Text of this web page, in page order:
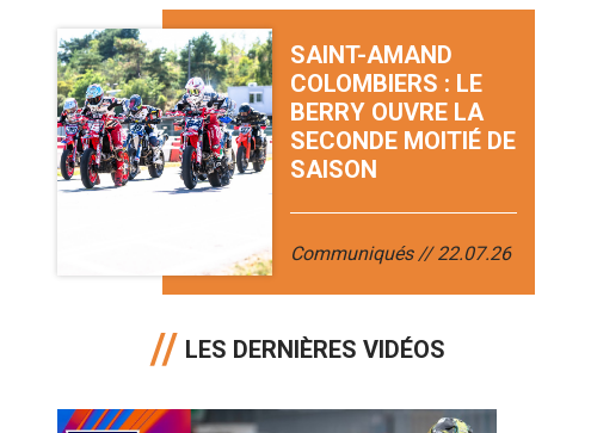
SAINT-AMAND
COLOMBIERS : LE
BERRY OUVRE LA
SECONDE MOITIÉ DE
SAISON
Communiqués 22.07.26
LES DERNIÈRES VIDÉOS